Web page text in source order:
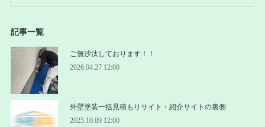
記事一覧
ご無沙汰しております！！
2026.04.27 12:00
外壁塗装一括見積もりサイト・紹介サイトの裏側
2025.10.09 12:00